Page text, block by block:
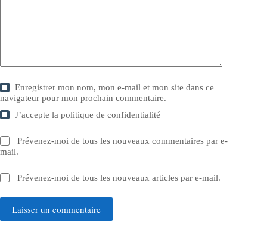
Enregistrer mon nom, mon e-mail et mon site dans ce
navigateur pour mon prochain commentaire.
J’accepte lapolitique de confidentialité
Prévenez-moi de tous les nouveaux commentaires par e-
mail.
Prévenez-moi de tous les nouveaux articles par e-mail.
Laisser un commentaire